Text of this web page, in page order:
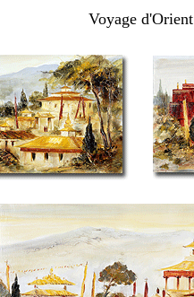
Voyage d'Orient